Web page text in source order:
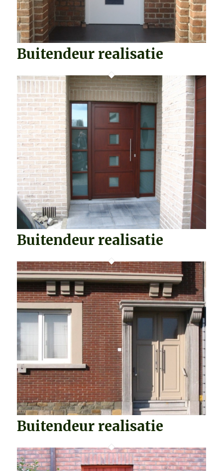
Buitendeur realisatie
Buitendeur realisatie
Buitendeur realisatie